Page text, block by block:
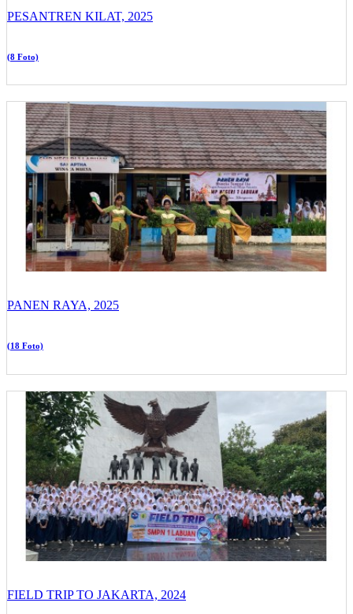
PESANTREN KILAT, 2025
(8 Foto)
PANEN RAYA, 2025
(18 Foto)
FIELD TRIP TO JAKARTA, 2024